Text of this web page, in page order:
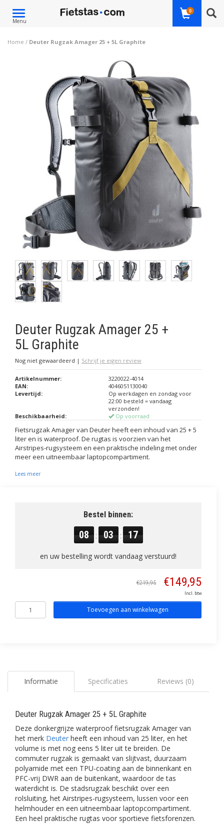
Toggle
navigation
Menu
0
Home / Deuter Rugzak Amager 25 + 5L Graphite
Deuter Rugzak Amager 25 +
5L Graphite
Nog niet gewaardeerd | Schrijf je eigen review
Artikelnummer:
3220022-4014
EAN:
4046051130040
Levertijd:
Op werkdagen en zondag voor
22:00 besteld = vandaag
verzonden!
Beschikbaarheid:
Op voorraad
Fietsrugzak Amager van Deuter heeft een inhoud van 25 + 5
liter en is waterproof. De rugtas is voorzien van het
Airstripes-rugsysteem en een praktische indeling met onder
meer een uitneembaar laptopcompartiment.
Lees meer
Bestel binnen:
08 : 03 : 16
en uw bestelling wordt vandaag verstuurd!
€219,95 €149,95
Incl. btw
Toevoegen aan winkelwagen
Informatie Specificaties Reviews (0)
Deuter Rugzak Amager 25 + 5L Graphite
Deze donkergrijze waterproof fietsrugzak Amager van
het merk Deuter heeft een inhoud van 25 liter, en het
volume is met nog eens 5 liter uit te breiden. De
commuter rugzak is gemaakt van slijtvast, duurzaam
polyamide met een TPU-coating aan de binnenkant en
PFC-vrij DWR aan de buitenkant, waardoor de tas
waterdicht is. De stadsrugzak beschikt over een
rolsluiting, het Airstripes-rugsysteem, lussen voor een
helmhouder en een uitneembaar laptopcompartiment.
Een heel praktische rugtas voor sportieve fietsforenzen.